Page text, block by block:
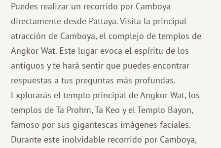
Puedes realizar un recorrido por Camboya
directamente desde Pattaya. Visita la principal
atracción de Camboya, el complejo de templos de
Angkor Wat. Este lugar evoca el espíritu de los
antiguos y te hará sentir que puedes encontrar
respuestas a tus preguntas más profundas.
Explorarás el templo principal de Angkor Wat, los
templos de Ta Prohm, Ta Keo y el Templo Bayon,
famoso por sus gigantescas imágenes faciales.
Durante este inolvidable recorrido por Camboya,